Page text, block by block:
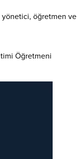
yönetici, öğretmen ve
Öğretmeni